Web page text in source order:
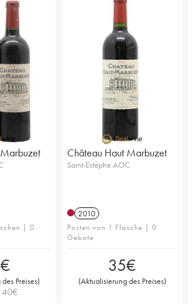
| 0
€
Preises)
40€
Château Haut Marbuzet
Saint-Estèphe AOC
2010
Posten von 1 Flasche | 0
Gebote
35€
(Aktualisierung des Preises)